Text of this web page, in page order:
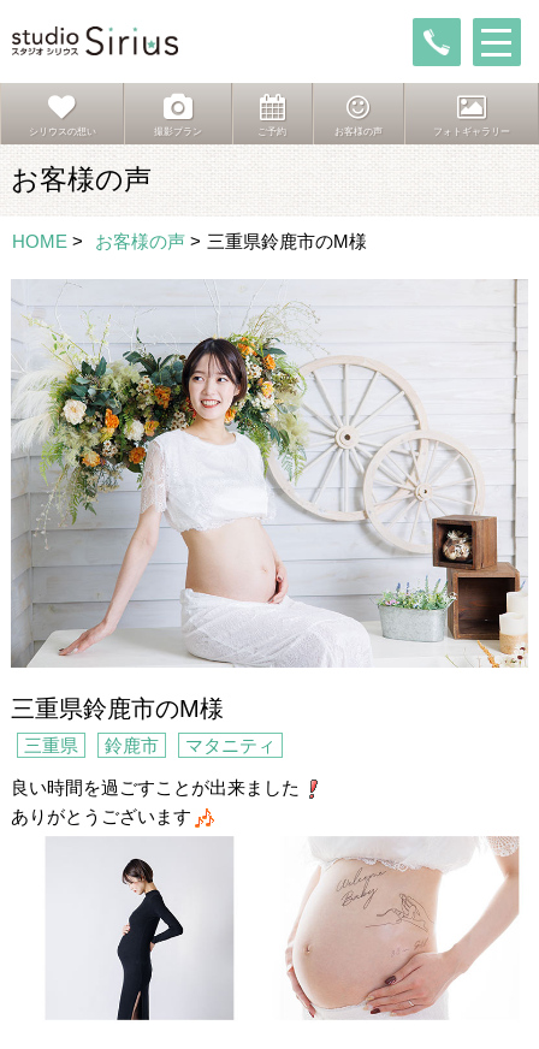
シリウスの想い 撮影プラン ご予約 お客様の声 フォトギャラリー
お客様の声
HOME > お客様の声 > 三重県鈴鹿市のM様
三重県鈴鹿市のM様
三重県 鈴鹿市 マタニティ
良い時間を過ごすことが出来ました
ありがとうございます